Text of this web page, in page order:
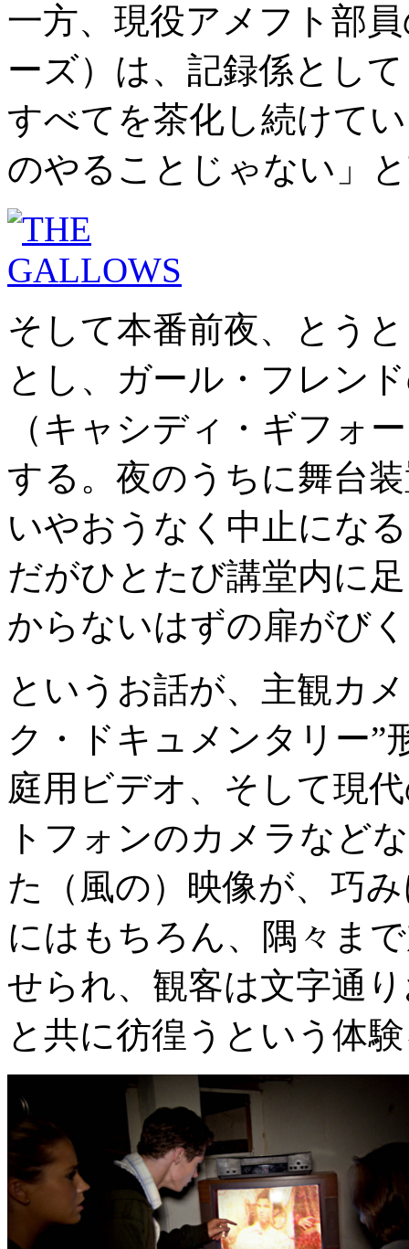
一方、現役アメフト部
ーズ）は、記録係とし
すべてを茶化し続けて
のやることじゃない」
そして本番前夜、とう
とし、ガール・フレン
（キャシディ・ギフォ
する。夜のうちに舞台
いやおうなく中止にな
だがひとたび講堂内に
からないはずの扉がび
というお話が、主観カ
ク・ドキュメンタリー”
庭用ビデオ、そして現
トフォンのカメラなど
た（風の）映像が、巧
にはもちろん、隅々ま
せられ、観客は文字通
と共に彷徨うという体